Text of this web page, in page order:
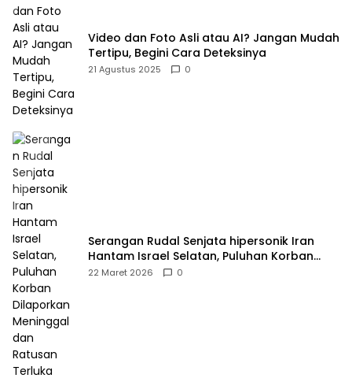
Video dan Foto Asli atau AI? Jangan Mudah
Tertipu, Begini Cara Deteksinya
21 Agustus 2025 0
Serangan Rudal Senjata hipersonik Iran
Hantam Israel Selatan, Puluhan Korban
Dilaporkan Meninggal dan Ratusan Terluka
22 Maret 2026 0